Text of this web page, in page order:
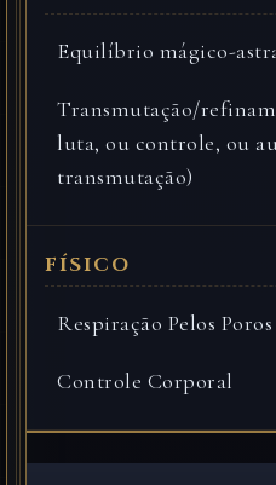
Equilíbrio mágico-
Transmutação/
luta, ou controle, ou
transmutação)
Respiração Pelos Poros
Controle Corporal